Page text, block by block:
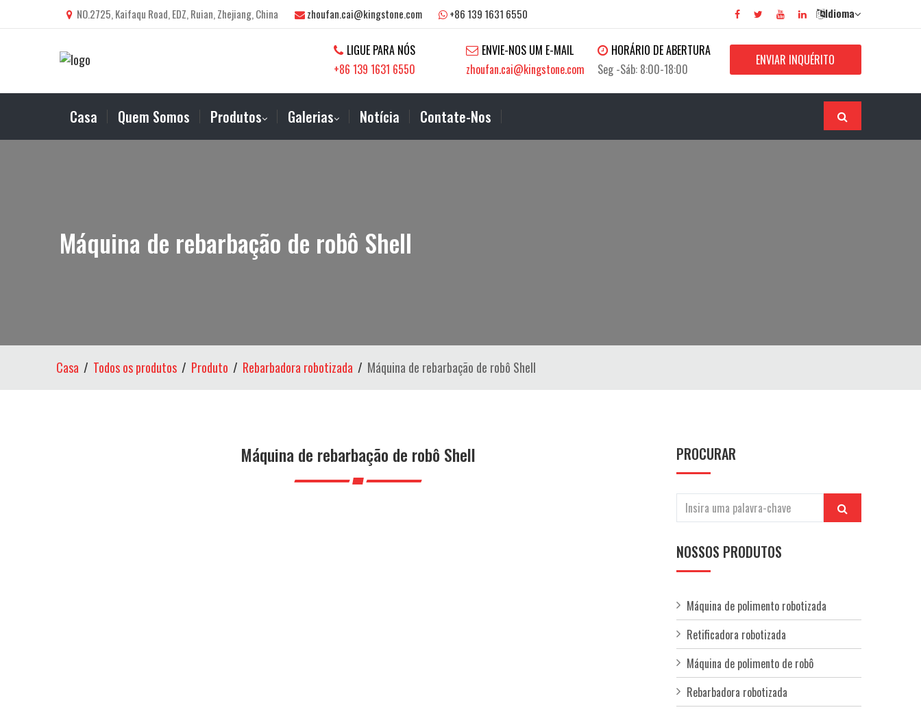
NO.2725, Kaifaqu Road, EDZ, Ruian, Zhejiang, China zhoufan.cai@kingstone.com +86 139 1631 6550 Idioma
LIGUE PARA NÓS
+86 139 1631 6550
ENVIE-NOS UM E-MAIL
zhoufan.cai@kingstone.com
HORÁRIO DE ABERTURA
Seg -Sáb: 8:00-18:00
ENVIAR INQUÉRITO
Casa Quem Somos Produtos Galerias Notícia Contate-Nos
Máquina de rebarbação de robô Shell
Casa Todos os produtos Produto Rebarbadora robotizada Máquina de rebarbação de robô Shell
Máquina de rebarbação de robô Shell PROCURAR
NOSSOS PRODUTOS
Máquina de polimento robotizada
Retificadora robotizada
Máquina de polimento de robô
Rebarbadora robotizada